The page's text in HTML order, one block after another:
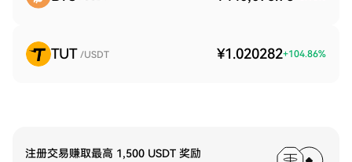
TUT /USDT ¥1.020282+104.86%
注册交易赚取最高 1,500 USDT 奖励